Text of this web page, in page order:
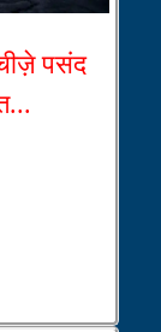
पसंद